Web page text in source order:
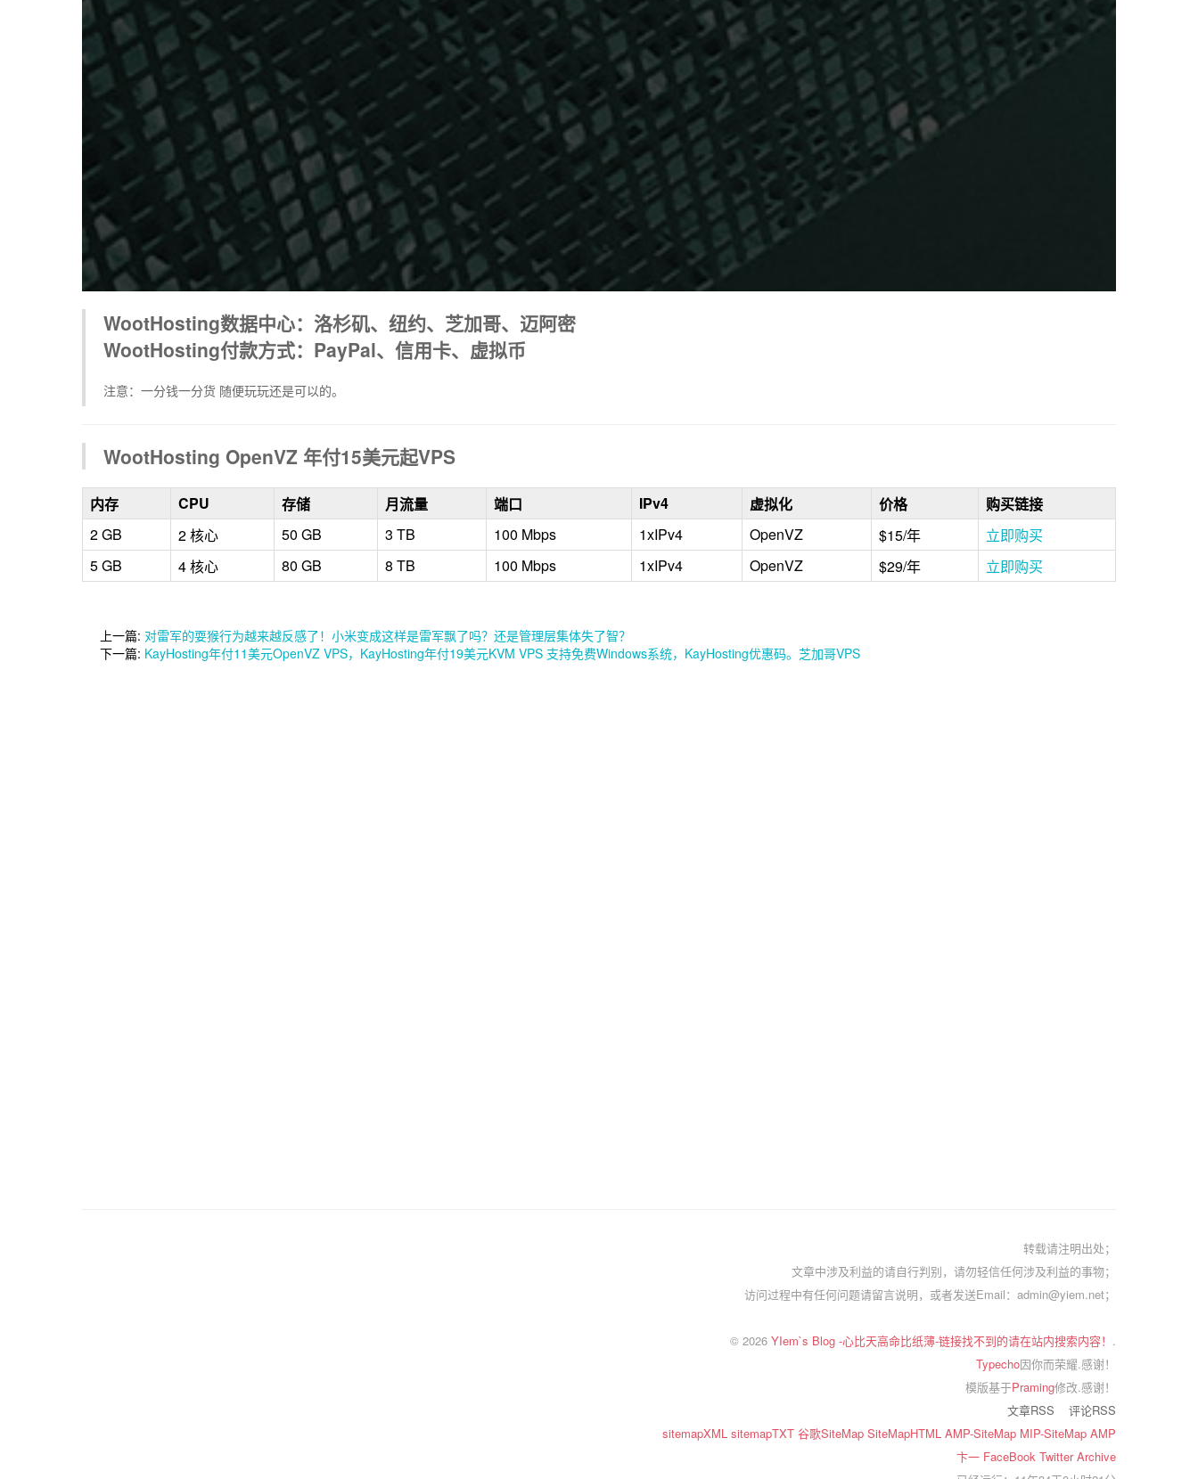
WootHosting数据中心：洛杉矶、纽约、芝加哥、迈阿密
WootHosting付款方式：PayPal、信用卡、虚拟币
注意：一分钱一分货 随便玩玩还是可以的。
WootHosting OpenVZ 年付15美元起VPS
内存 CPU 存储 月流量 端口 IPv4 虚拟化 价格
购买链接
2 GB
2 核心 50 GB 3 TB 100 Mbps 1xIPv4 OpenVZ $15/年
立即购买
5 GB
4 核心 80 GB 8 TB 100 Mbps 1xIPv4 OpenVZ $29/年 立即购买
上一篇: 对雷军的耍猴行为越来越反感了！小米变成这样是雷军飘了吗？还是管理层集体失了智？
下一篇: KayHosting年付11美元OpenVZ VPS，KayHosting年付19美元KVM VPS 支持免费Windows系统，KayHosting优惠码。芝加哥VPS
转载请注明出处；
文章中涉及利益的请自行判别，请勿轻信任何涉及利益的事物；
访问过程中有任何问题请留言说明，或者发送Email：admin@yiem.net；
© 2026 YIem`s Blog -心比天高命比纸薄-链接找不到的请在站内搜索内容！ .
Typecho因你而荣耀.感谢！
模版基于Praming修改.感谢！
文章RSS
评论RSS
sitemapXML sitemapTXT 谷歌SiteMap SiteMapHTML AMP-SiteMap MIP-SiteMap AMP
卞一 FaceBook TwitterArchive